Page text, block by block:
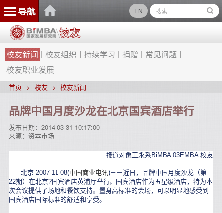
EN
校友新闻 校友组织 持续学习 捐赠
常见问题
校友职业发展
首页 校友 校友新闻
品牌中国月度沙龙在北京国宾酒店举行
发布日期： 2014-03-31 10:17:00
来源： 资本市场
报道对象王永系BiMBA 03EMBA 校友
北京 2007-11-08(中国商业电讯)－－近日，品牌中国月度沙龙（第
22期）在北京?国宾酒店黄浦厅举行。国宾酒店作为五星级酒店，特为本
次会议提供了场地和餐饮支持。置身高标准的会场，可以明显地感受到
国宾酒店国际标准的舒适和享受。